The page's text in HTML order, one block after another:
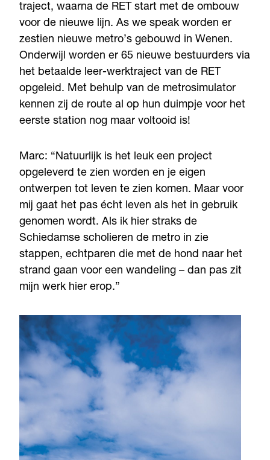
traject, waarna de RET start met de ombouw
voor de nieuwe lijn. As we speak worden er
zestien nieuwe metro’s gebouwd in Wenen.
Onderwijl worden er 65 nieuwe bestuurders via
het betaalde leer-werktraject van de RET
opgeleid. Met behulp van de metrosimulator
kennen zij de route al op hun duimpje voor het
eerste station nog maar voltooid is!
Marc: “Natuurlijk is het leuk een project
opgeleverd te zien worden en je eigen
ontwerpen tot leven te zien komen. Maar voor
mij gaat het pas écht leven als het in gebruik
genomen wordt. Als ik hier straks de
Schiedamse scholieren de metro in zie
stappen, echtparen die met de hond naar het
strand gaan voor een wandeling – dan pas zit
mijn werk hier erop.”